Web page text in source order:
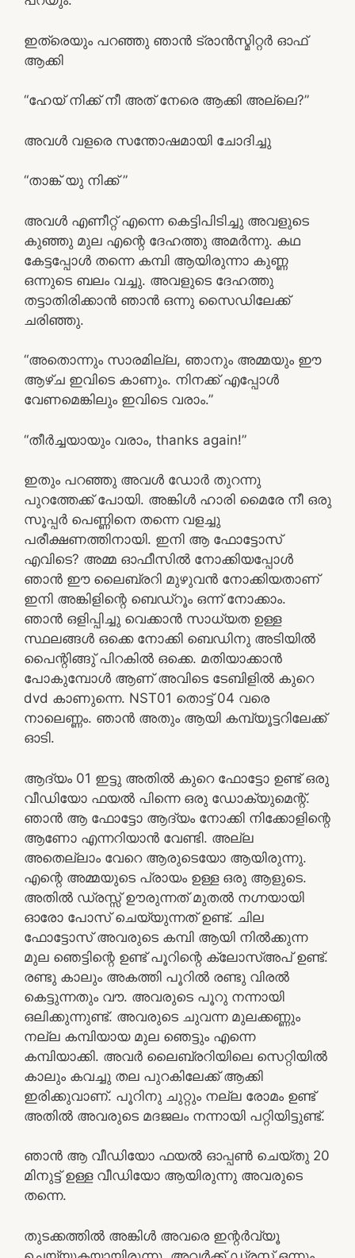
ഇത്രെയും പറഞ്ഞു ഞാൻ ട്രാൻസ്മിറ്റർ ഓഫ്
ആക്കി
“ഹേയ് നിക്ക് നീ അത് നേരെ ആക്കി അല്ലെ?”
അവൾ വളരെ സന്തോഷമായി ചോദിച്ചു
“താങ്ക് യു നിക്ക് ”
അവൾ എണീറ്റ് എന്നെ കെട്ടിപിടിച്ചു അവളുടെ
കുഞ്ഞു മുല എന്റെ ദേഹത്തു അമർന്നു. കഥ
കേട്ടപ്പോൾ തന്നെ കമ്പി ആയിരുന്നാ കുണ്ണ
ഒന്നുടെ ബലം വച്ചു. അവളുടെ ദേഹത്തു
തട്ടാതിരിക്കാൻ ഞാൻ ഒന്നു സൈഡിലേക്ക്
ചരിഞ്ഞു.
“അതൊന്നും സാരമില്ല, ഞാനും അമ്മയും ഈ
ആഴ്ച ഇവിടെ കാണും. നിനക്ക് എപ്പോൾ
വേണമെങ്കിലും ഇവിടെ വരാം.”
“തീർച്ചയായും വരാം, thanks again!”
ഇതും പറഞ്ഞു അവൾ ഡോർ തുറന്നു
പുറത്തേക്ക് പോയി. അങ്കിൾ ഹാരി മൈരേ നീ ഒരു
സൂപ്പർ പെണ്ണിനെ തന്നെ വളച്ചു
പരീക്ഷണത്തിനായി. ഇനി ആ ഫോട്ടോസ്
എവിടെ? അമ്മ ഓഫീസിൽ നോക്കിയപ്പോൾ
ഞാൻ ഈ ലൈബ്രറി മുഴുവൻ നോക്കിയതാണ്
ഇനി അങ്കിളിന്റെ ബെഡ്‌റൂം ഒന്ന് നോക്കാം.
ഞാൻ ഒളിപ്പിച്ചു വെക്കാൻ സാധ്യത ഉള്ള
സ്ഥലങ്ങൾ ഒക്കെ നോക്കി ബെഡിനു അടിയിൽ
പൈന്റിങ്ങു് പിറകിൽ ഒക്കെ. മതിയാക്കാൻ
പോകുമ്പോൾ ആണ് അവിടെ ടേബിളിൽ കുറെ
dvd കാണുന്നെ. NST01 തൊട്ട് 04 വരെ
നാലെണ്ണം. ഞാൻ അതും ആയി കമ്പ്യൂട്ടറിലേക്ക്
ഓടി.
ആദ്യം 01 ഇട്ടു അതിൽ കുറെ ഫോട്ടോ ഉണ്ട് ഒരു
വീഡിയോ ഫയൽ പിന്നെ ഒരു ഡോക്യുമെന്റ്.
ഞാൻ ആ ഫോട്ടോ ആദ്യം നോക്കി നിക്കോളിന്റെ
ആണോ എന്നറിയാൻ വേണ്ടി. അല്ല
അതെല്ലാം വേറെ ആരുടെയോ ആയിരുന്നു.
എന്റെ അമ്മയുടെ പ്രായം ഉള്ള ഒരു ആളുടെ.
അതിൽ ഡ്രസ്സ് ഊരുന്നത് മുതൽ നഗ്നയായി
ഓരോ പോസ് ചെയ്യുന്നത് ഉണ്ട്. ചില
ഫോട്ടോസ് അവരുടെ കമ്പി ആയി നിൽക്കുന്ന
മുല ഞെട്ടിന്റെ ഉണ്ട് പൂറിന്റെ ക്ലോസ്അപ് ഉണ്ട്.
രണ്ടു കാലും അകത്തി പൂറിൽ രണ്ടു വിരൽ
കെട്ടുന്നതും വൗ. അവരുടെ പൂറു നന്നായി
ഒലിക്കുന്നുണ്ട്. അവരുടെ ചുവന്ന മുലക്കണ്ണും
നല്ല കമ്പിയായ മുല ഞെട്ടും എന്നെ
കമ്പിയാക്കി. അവർ ലൈബ്രറിയിലെ സെറ്റിയിൽ
കാലും കവച്ചു തല പുറകിലേക്ക് ആക്കി
ഇരിക്കുവാണ്. പൂറിനു ചുറ്റും നല്ല രോമം ഉണ്ട്
അതിൽ അവരുടെ മദജലം നന്നായി പറ്റിയിട്ടുണ്ട്.
ഞാൻ ആ വീഡിയോ ഫയൽ ഓപ്പൺ ചെയ്തു 20
മിനുട്ട് ഉള്ള വീഡിയോ ആയിരുന്നു അവരുടെ
തന്നെ.
തുടക്കത്തിൽ അങ്കിൾ അവരെ ഇന്റർവ്യൂ